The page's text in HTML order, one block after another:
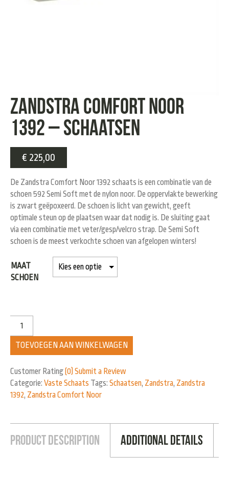
Zandstra Comfort Noor
1392 – Schaatsen
€ 225,00
De Zandstra Comfort Noor 1392 schaats is een combinatie van de
schoen 592 Semi Soft met de nylon noor. De oppervlakte bewerking
is zwart geëpoxeerd. De schoen is licht van gewicht, geeft
optimale steun op de plaatsen waar dat nodig is. De sluiting gaat
via een combinatie met veter/gesp/velcro strap. De Semi Soft
schoen is de meest verkochte schoen van afgelopen winters!
MAAT
SCHOEN
TOEVOEGEN AAN WINKELWAGEN
Customer Rating(0) Submit a Review
Categorie: Vaste Schaats Tags: Schaatsen, Zandstra, Zandstra
1392, Zandstra Comfort Noor
Product Description Additional Details